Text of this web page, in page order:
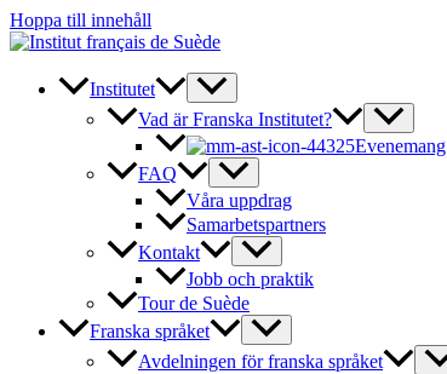
Hoppa till innehåll
Institutet
Vad är Franska Institutet?
Evenemang
FAQ
Våra uppdrag
Samarbetspartners
Kontakt
Jobb och praktik
Tour de Suède
Franska språket
Avdelningen för franska språket